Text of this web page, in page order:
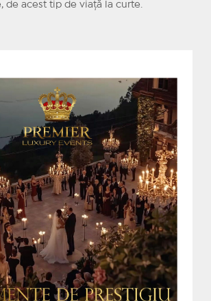
de acest tip de viață la curte.